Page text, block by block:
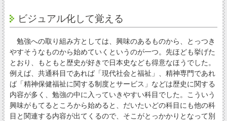
ビジュアル化して覚える
勉強への取り組み方としては、興味のあるものから、とっつき
やすそうなものから始めていくというのが一つ。先ほども挙げた
とおり、もともと歴史が好きで日本史なども得意なほうでした。
例えば、共通科目であれば「現代社会と福祉」、精神専門であれ
ば「精神保健福祉に関する制度とサービス」などは歴史に関する
内容が多く、勉強の中に入っていきやすい科目でした。こういう
興味がもてるところから始めると、だいたいどの科目にも他の科
目と関連する内容が出てくるので、そこがとっかかりとなって別